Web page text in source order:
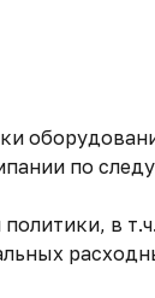
по
в